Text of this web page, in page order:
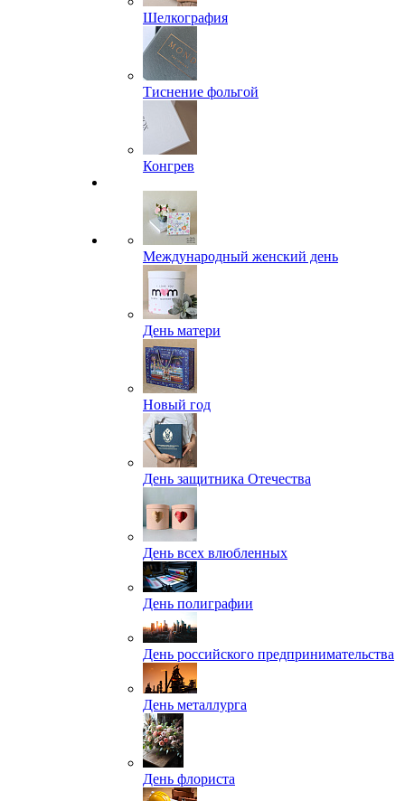
Шелкография
Тиснение фольгой
Конгрев
Международный женский день
День матери
Новый год
День защитника Отечества
День всех влюбленных
День полиграфии
День российского предпринимательства
День металлурга
День флориста